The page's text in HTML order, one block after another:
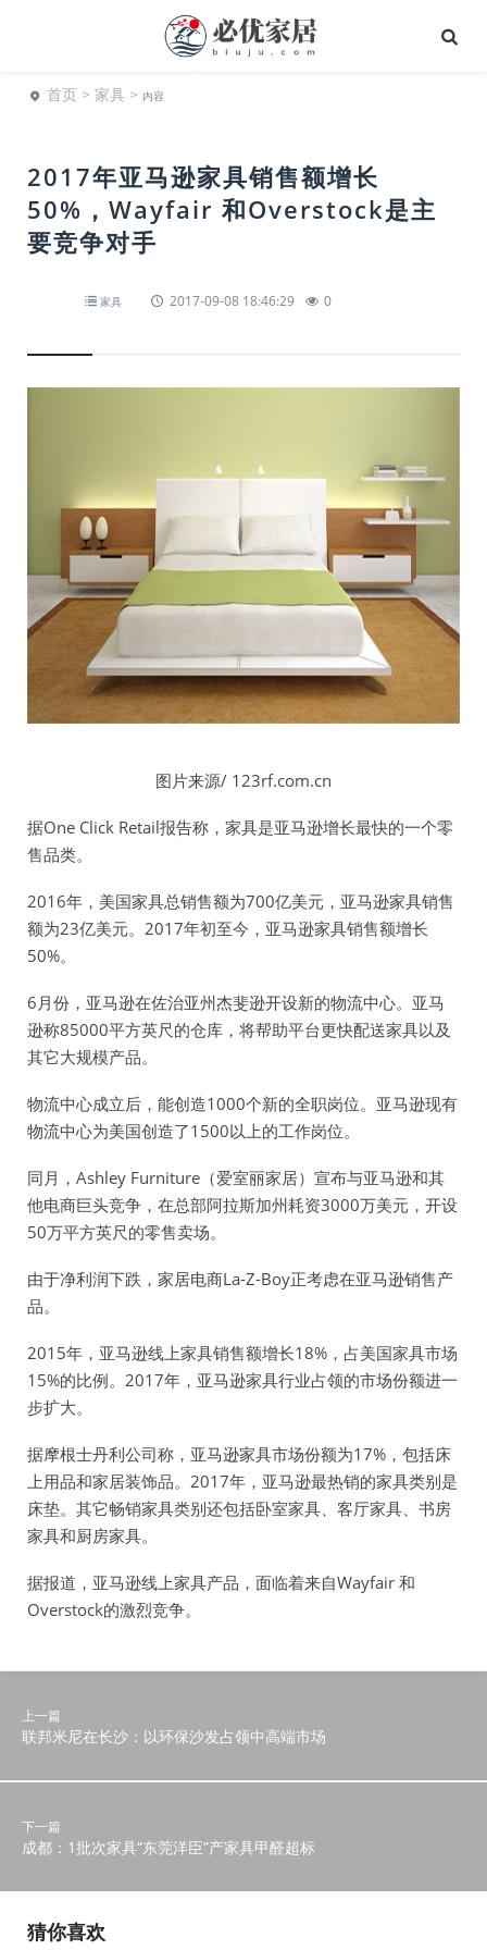
首页 > 家具 > 内容
2017年亚马逊家具销售额增长
50%，Wayfair 和Overstock是主
要竞争对手
家具 2017-09-08 18:46:29 0
图片来源/ 123rf.com.cn
据One Click Retail报告称，家具是亚马逊增长最快的一个零
售品类。
2016年，美国家具总销售额为700亿美元，亚马逊家具销售
额为23亿美元。2017年初至今，亚马逊家具销售额增长
50%。
6月份，亚马逊在佐治亚州杰斐逊开设新的物流中心。亚马
逊称85000平方英尺的仓库，将帮助平台更快配送家具以及
其它大规模产品。
物流中心成立后，能创造1000个新的全职岗位。亚马逊现有
物流中心为美国创造了1500以上的工作岗位。
同月，Ashley Furniture（爱室丽家居）宣布与亚马逊和其
他电商巨头竞争，在总部阿拉斯加州耗资3000万美元，开设
50万平方英尺的零售卖场。
由于净利润下跌，家居电商La-Z-Boy正考虑在亚马逊销售产
品。
2015年，亚马逊线上家具销售额增长18%，占美国家具市场
15%的比例。2017年，亚马逊家具行业占领的市场份额进一
步扩大。
据摩根士丹利公司称，亚马逊家具市场份额为17%，包括床
上用品和家居装饰品。2017年，亚马逊最热销的家具类别是
床垫。其它畅销家具类别还包括卧室家具、客厅家具、书房
家具和厨房家具。
据报道，亚马逊线上家具产品，面临着来自Wayfair 和
Overstock的激烈竞争。
上一篇
联邦米尼在长沙：以环保沙发占领中高端市场
下一篇
成都：1批次家具“东莞洋臣”产家具甲醛超标
猜你喜欢